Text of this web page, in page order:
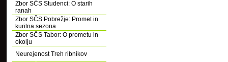
Zbor SČS Studenci: O starih
ranah
Zbor SČS Pobrežje: Promet in
kurilna sezona
Zbor SČS Tabor: O prometu in
okolju
Neurejenost Treh ribnikov